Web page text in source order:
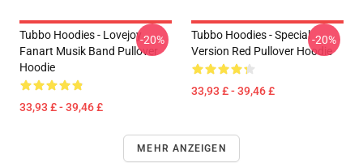
Tubbo Hoodies - Lovejoy
Fanart Musik Band Pullover
Hoodie
33,93 £ - 39,46 £
-20%
Tubbo Hoodies - Special
Version Red Pullover Hoodie
33,93 £ - 39,46 £
-20%
MEHR ANZEIGEN